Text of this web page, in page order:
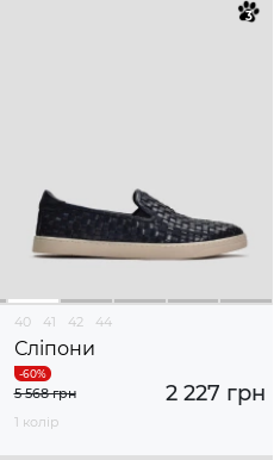
40 41 42 44
Сліпони
2 227 грн
5 568 грн
1 колір